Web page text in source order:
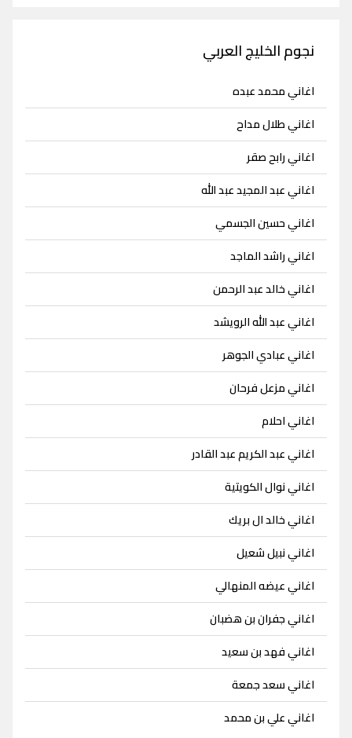
نجوم الخليج العربي
اغاني محمد عبده
اغاني طلال مداح
اغاني رابح صقر
اغاني عبد المجيد عبد الله
اغاني حسين الجسمي
اغاني راشد الماجد
اغاني خالد عبد الرحمن
اغاني عبد الله الرويشد
اغاني عبادي الجوهر
اغاني مزعل فرحان
اغاني احلام
اغاني عبد الكريم عبد القادر
اغاني نوال الكويتية
اغاني خالد ال بريك
اغاني نبيل شعيل
اغاني عيضه المنهالي
اغاني جفران بن هضبان
اغاني فهد بن سعيد
اغاني سعد جمعة
اغاني علي بن محمد